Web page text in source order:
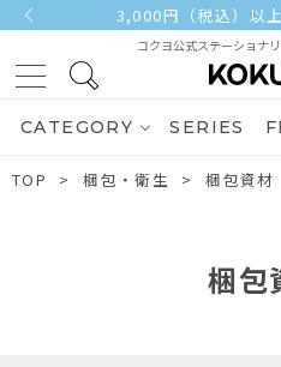
3,000円（税込）以
コクヨ公式ステーショナ
CATEGORY SERIES
TOP 梱包・衛生 梱包資材
梱包